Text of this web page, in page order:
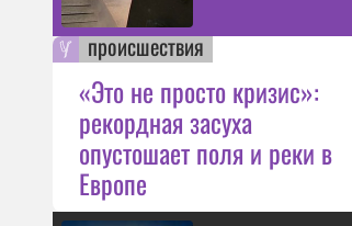
происшествия
«Это не просто кризис»:
рекордная засуха
опустошает поля и реки в
Европе